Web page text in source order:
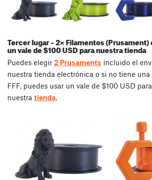
Tercer lugar – 2× Filamentos
un vale de $100 USD para nuestra tienda
Puedes elegir 2 Prusaments incluido el
nuestra tienda electrónica o si no tiene una
FFF, puedes usar un vale de $100 USD
nuestra tienda.